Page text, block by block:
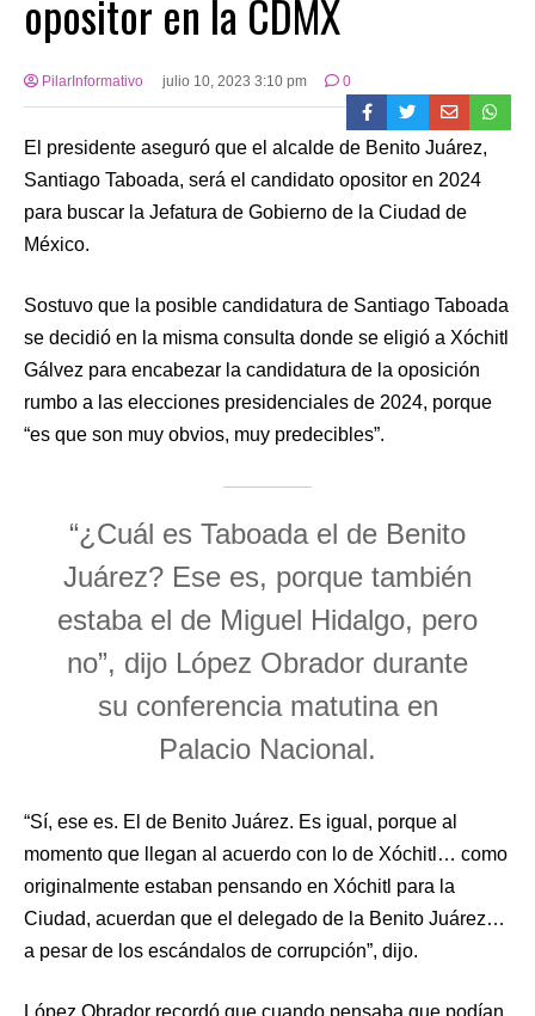
opositor en la CDMX
PilarInformativo julio 10, 2023 3:10 pm 0
El presidente aseguró que el alcalde de Benito Juárez,
Santiago Taboada, será el candidato opositor en 2024
para buscar la Jefatura de Gobierno de la Ciudad de
México.
Sostuvo que la posible candidatura de Santiago Taboada
se decidió en la misma consulta donde se eligió a Xóchitl
Gálvez para encabezar la candidatura de la oposición
rumbo a las elecciones presidenciales de 2024, porque
“es que son muy obvios, muy predecibles”.
“¿Cuál es Taboada el de Benito
Juárez? Ese es, porque también
estaba el de Miguel Hidalgo, pero
no”, dijo López Obrador durante
su conferencia matutina en
Palacio Nacional.
“Sí, ese es. El de Benito Juárez. Es igual, porque al
momento que llegan al acuerdo con lo de Xóchitl… como
originalmente estaban pensando en Xóchitl para la
Ciudad, acuerdan que el delegado de la Benito Juárez…
a pesar de los escándalos de corrupción”, dijo.
López Obrador recordó que cuando pensaba que podían